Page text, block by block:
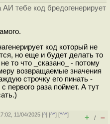
АИ тебе код бредогенерирует
код который не
но еще и будет делать то
то что _сказано_ - потому
возвращаемые значения
строчку его пинать -
первого раза поймет. А тут
11/04/2025 [^] [^^] [^^^]
+ / –